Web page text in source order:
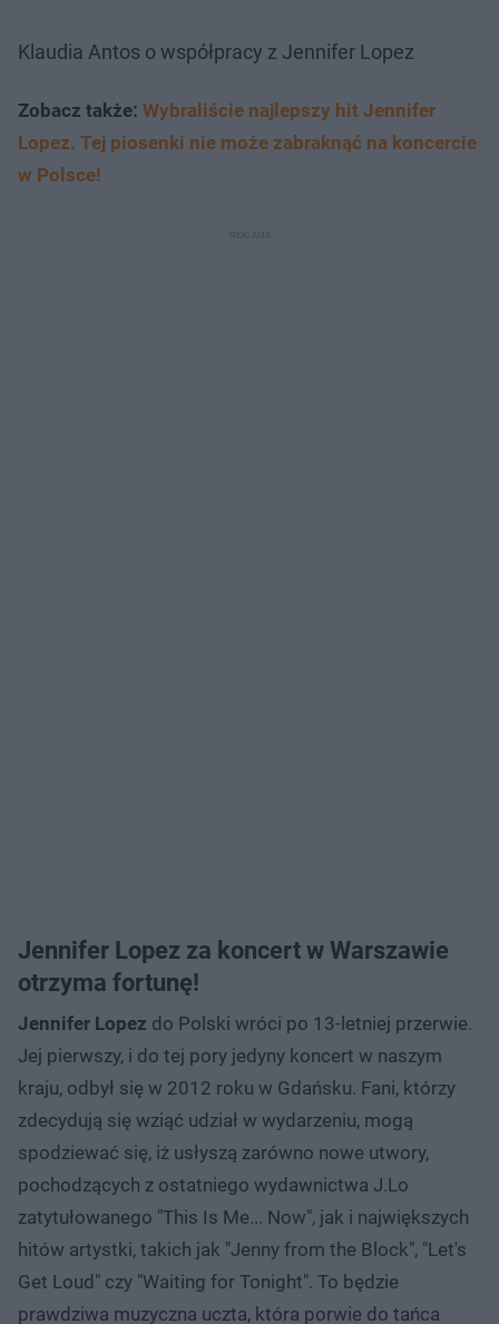
Klaudia Antos o współpracy z Jennifer Lopez
Zobacz także: Wybraliście najlepszy hit Jennifer
Lopez. Tej piosenki nie może zabraknąć na koncercie
w Polsce!
Jennifer Lopez za koncert w Warszawie
otrzyma fortunę!
Jennifer Lopez do Polski wróci po 13-letniej przerwie.
Jej pierwszy, i do tej pory jedyny koncert w naszym
kraju, odbył się w 2012 roku w Gdańsku. Fani, którzy
zdecydują się wziąć udział w wydarzeniu, mogą
spodziewać się, iż usłyszą zarówno nowe utwory,
pochodzących z ostatniego wydawnictwa J.Lo
zatytułowanego "This Is Me... Now", jak i największych
hitów artystki, takich jak "Jenny from the Block", "Let's
Get Loud" czy "Waiting for Tonight". To będzie
prawdziwa muzyczna uczta, która porwie do tańca